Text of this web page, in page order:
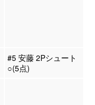
#5 安藤 2Pシュート
○(5点)